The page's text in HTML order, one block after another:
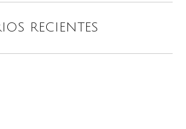
RECIENTES